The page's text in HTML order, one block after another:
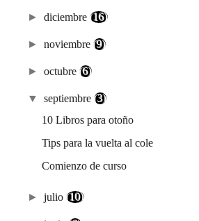
►diciembre (16)
►noviembre(9)
►octubre(6)
▼septiembre(3)
10 Libros para otoño
Tips para la vuelta al cole
Comienzo de curso
►julio (10)